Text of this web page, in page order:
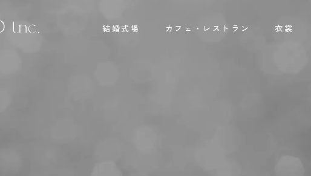
結婚式場 カフェ・レストラン 衣裳